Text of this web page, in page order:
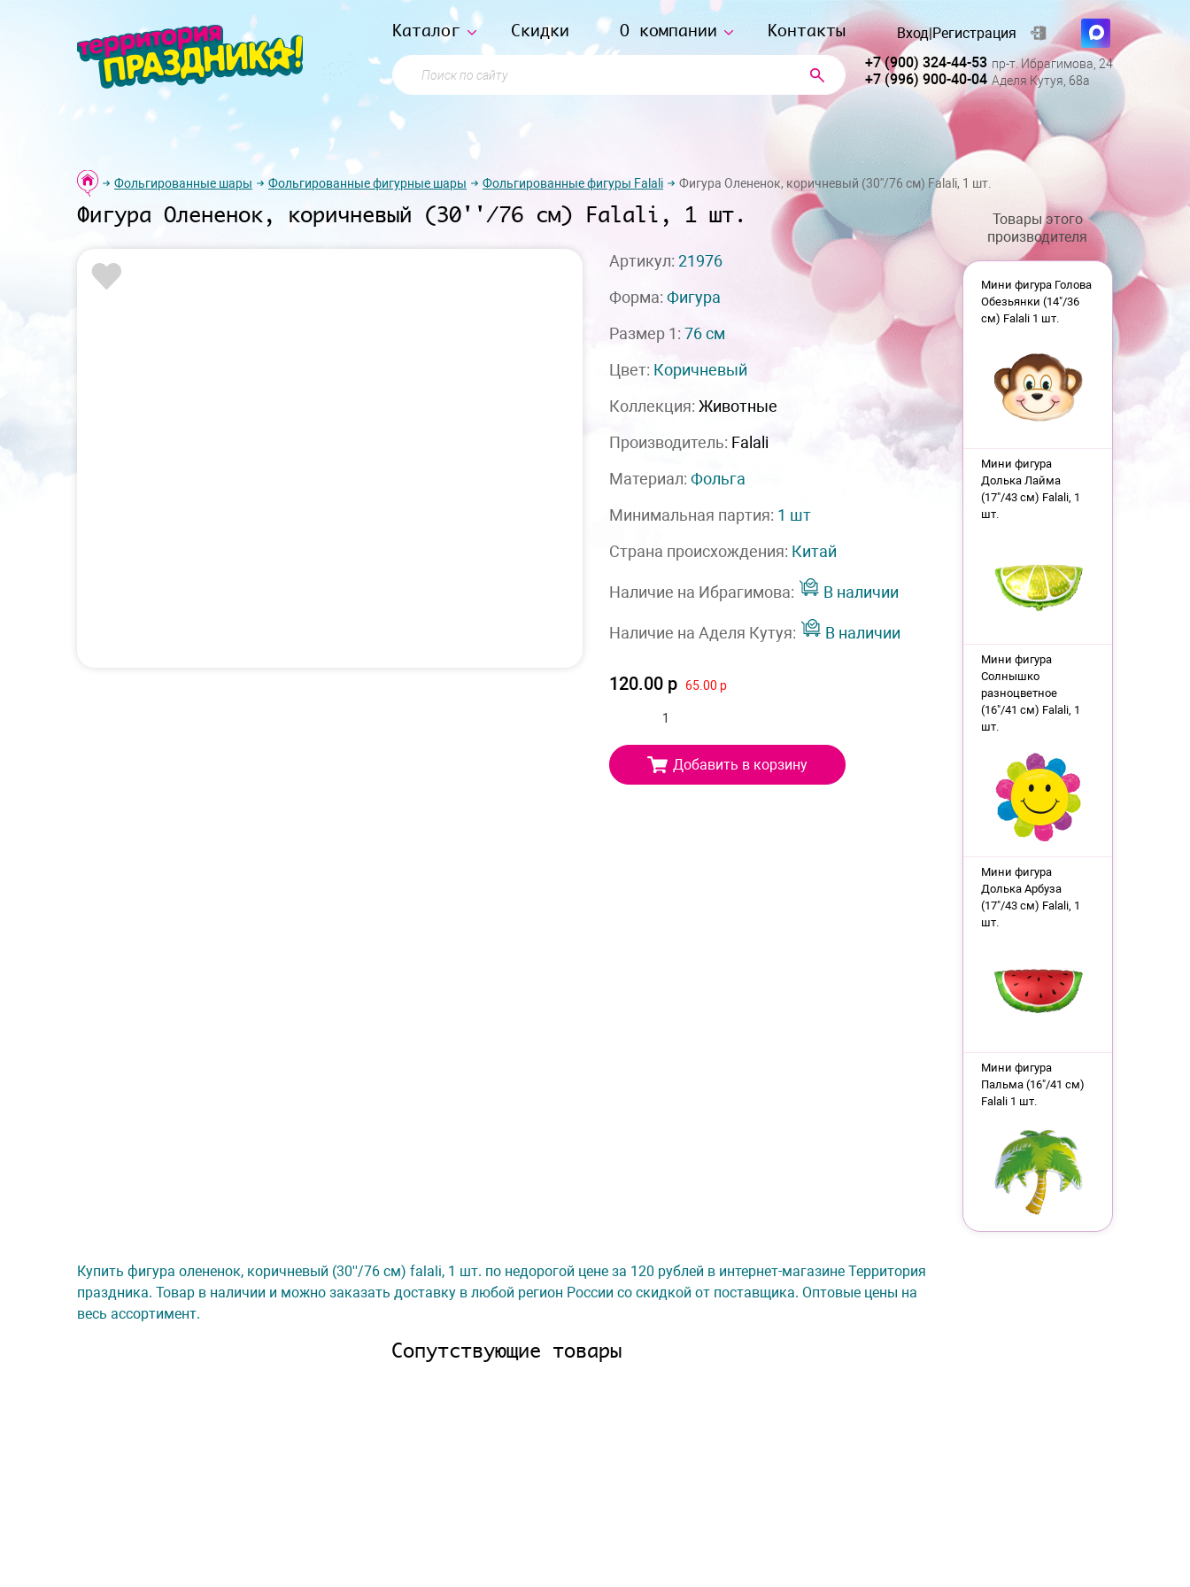
Каталог Скидки О компании Контакты
Поиск по сайту
Вход|Регистрация
+7 (900) 324-44-53 пр-т. Ибрагимова, 24
+7 (996) 900-40-04 Аделя Кутуя, 68а
Фольгированные шары Фольгированные фигурные шары Фольгированные фигуры Falali Фигура Олененок, коричневый (30''/76 см) Falali, 1 шт.
Фигура Олененок, коричневый (30''/76 см) Falali, 1 шт.
Артикул: 21976
Форма: Фигура
Размер 1: 76 см
Цвет: Коричневый
Коллекция: Животные
Производитель: Falali
Материал: Фольга
Минимальная партия: 1 шт
Страна происхождения: Китай
Наличие на Ибрагимова: В наличии
Наличие на Аделя Кутуя: В наличии
120.00 р 65.00 р
Добавить в корзину
Купить фигура олененок, коричневый (30''/76 см) falali, 1 шт. по недорогой цене за 120 рублей в интернет-магазине Территория
праздника. Товар в наличии и можно заказать доставку в любой регион России со скидкой от поставщика. Оптовые цены на
весь ассортимент.
Сопутствующие товары
Товары этого
производителя
Мини фигура Голова
Обезьянки (14"/36
см) Falali 1 шт.
Мини фигура
Долька Лайма
(17"/43 см) Falali, 1
шт.
Мини фигура
Солнышко
разноцветное
(16"/41 см) Falali, 1
шт.
Мини фигура
Долька Арбуза
(17"/43 см) Falali, 1
шт.
Мини фигура
Пальма (16"/41 см)
Falali 1 шт.